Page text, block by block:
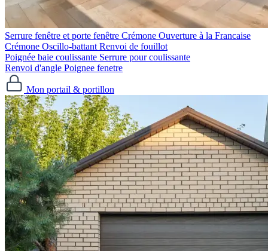
Serrure fenêtre et porte fenêtre Crémone Ouverture à la Francaise
Crémone Oscillo-battant Renvoi de fouillot
Poignée baie coulissante Serrure pour coulissante
Renvoi d'angle Poignee fenetre
Mon portail & portillon